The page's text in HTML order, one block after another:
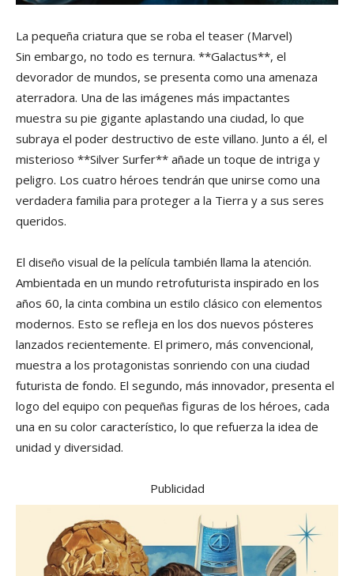
La pequeña criatura que se roba el teaser (Marvel)
Sin embargo, no todo es ternura. **Galactus**, el
devorador de mundos, se presenta como una amenaza
aterradora. Una de las imágenes más impactantes
muestra su pie gigante aplastando una ciudad, lo que
subraya el poder destructivo de este villano. Junto a él, el
misterioso **Silver Surfer** añade un toque de intriga y
peligro. Los cuatro héroes tendrán que unirse como una
verdadera familia para proteger a la Tierra y a sus seres
queridos.
El diseño visual de la película también llama la atención.
Ambientada en un mundo retrofuturista inspirado en los
años 60, la cinta combina un estilo clásico con elementos
modernos. Esto se refleja en los dos nuevos pósteres
lanzados recientemente. El primero, más convencional,
muestra a los protagonistas sonriendo con una ciudad
futurista de fondo. El segundo, más innovador, presenta el
logo del equipo con pequeñas figuras de los héroes, cada
una en su color característico, lo que refuerza la idea de
unidad y diversidad.
Publicidad